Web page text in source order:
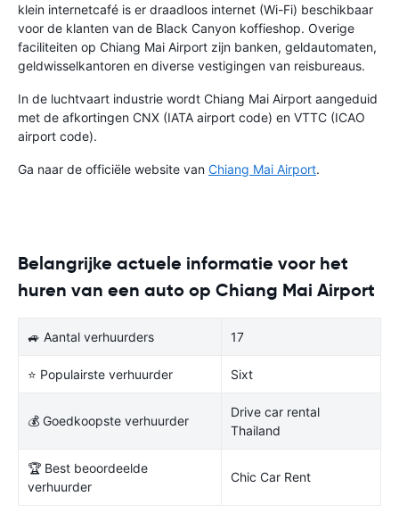
klein internetcafé is er draadloos internet (Wi-Fi) beschikbaar
voor de klanten van de Black Canyon koffieshop. Overige
faciliteiten op Chiang Mai Airport zijn banken, geldautomaten,
geldwisselkantoren en diverse vestigingen van reisbureaus.
In de luchtvaart industrie wordt Chiang Mai Airport aangeduid
met de afkortingen CNX (IATA airport code) en VTTC (ICAO
airport code).
Ga naar de officiële website van Chiang Mai Airport.
Belangrijke actuele informatie voor het
huren van een auto op Chiang Mai Airport
🚙 Aantal verhuurders 17
⭐ Populairste verhuurder Sixt
💰 Goedkoopste verhuurder
Drive car rental
Thailand
🏆 Best beoordeelde
verhuurder
Chic Car Rent